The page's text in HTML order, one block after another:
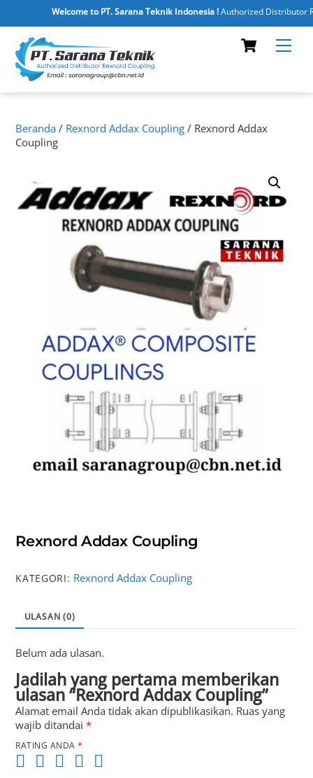
Welcome to PT. Sarana Teknik Indonesia !Authorized Distributor
content
Cart
Beranda / Rexnord Addax Coupling / Rexnord Addax
Coupling
Rexnord Addax Coupling
KATEGORI: Rexnord Addax Coupling
ULASAN (0)
Belum ada ulasan.
Jadilah yang pertama memberikan
ulasan “Rexnord Addax Coupling”
Alamat email Anda tidak akan dipublikasikan. Ruas yang
wajib ditandai*
RATING ANDA*